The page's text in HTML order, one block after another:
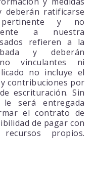
deberán ratificarse
y no
a nuestra
refieren a la
y deberán
vinculantes ni
no incluye el
contribuciones por
escrituración. Sin
será entregada
el contrato de
de pagar con
propios.